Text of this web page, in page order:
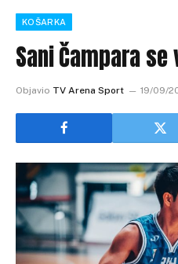
KOŠARKA
Sani Čampara
Objavio TV Arena Sport 19/09/